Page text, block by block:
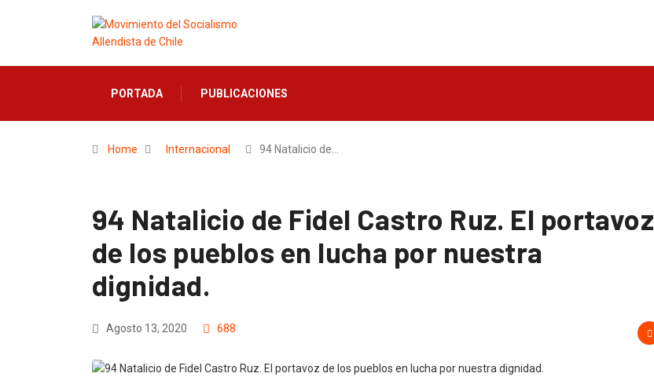
PORTADA PUBLICACIONES
Home Internacional 94 Natalicio de…
94 Natalicio de Fidel Castro Ruz. El portavoz
de los pueblos en lucha por nuestra
dignidad.
Agosto 13, 2020 688